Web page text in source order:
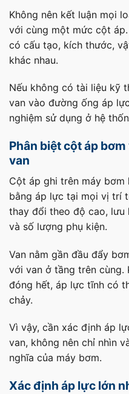
Không nên kết luận mọi
với cùng một mức cột
có cấu tạo, kích thước,
khác nhau.
Nếu không có tài liệu kỹ
van vào đường ống áp
nghiệm sử dụng ở hệ
Phân biệt cột áp
van
Cột áp ghi trên máy bơm
bằng áp lực tại mọi vị trí
thay đổi theo độ cao, lưu
và số lượng phụ kiện.
Van nằm gần đầu đẩy
với van ở tầng trên cùng.
đóng hết, áp lực tĩnh có
chảy.
Vì vậy, cần xác định áp
van, không nên chỉ nhìn
nghĩa của máy bơm.
Xác định áp lực lớn